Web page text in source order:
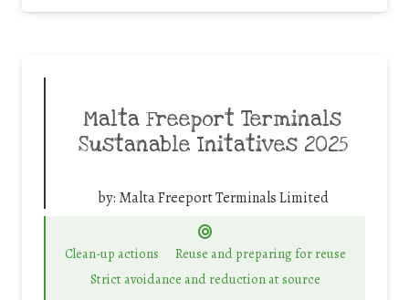
Malta Freeport Terminals
Sustanable Initatives 2025
by: Malta Freeport Terminals Limited
Clean-up actions
Reuse and preparing for reuse
Strict avoidance and reduction at source